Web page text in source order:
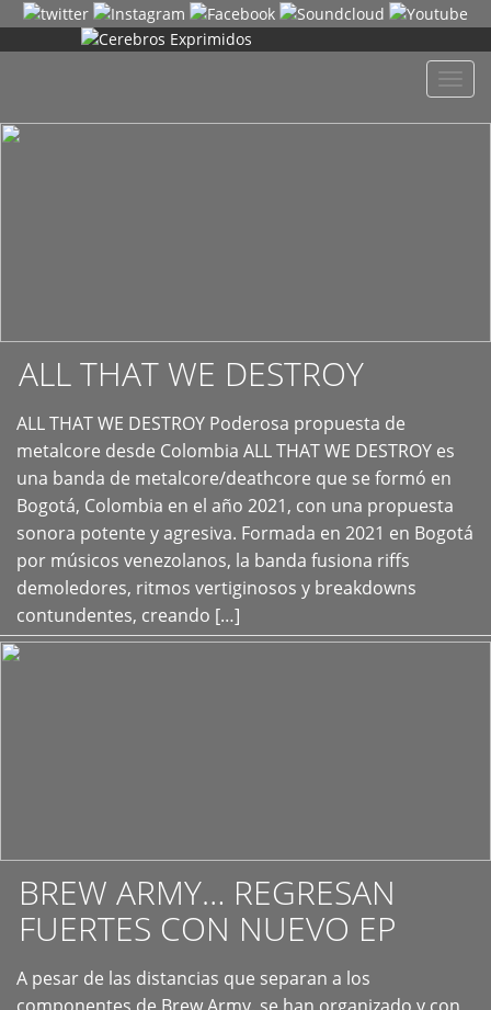
ALL THAT WE DESTROY
ALL THAT WE DESTROY Poderosa propuesta de
metalcore desde Colombia ALL THAT WE DESTROY es
una banda de metalcore/deathcore que se formó en
Bogotá, Colombia en el año 2021, con una propuesta
sonora potente y agresiva. Formada en 2021 en Bogotá
por músicos venezolanos, la banda fusiona riffs
demoledores, ritmos vertiginosos y breakdowns
contundentes, creando […]
+
BREW ARMY… REGRESAN
FUERTES CON NUEVO EP
A pesar de las distancias que separan a los